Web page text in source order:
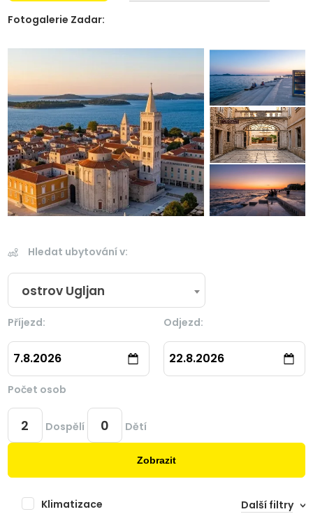
Fotogalerie Zadar:
Hledat ubytování v:
ostrov Ugljan
Příjezd:
7.8.2026
Odjezd:
22.8.2026
Počet osob
Dospělí Dětí
Zobrazit
Klimatizace
Další filtry